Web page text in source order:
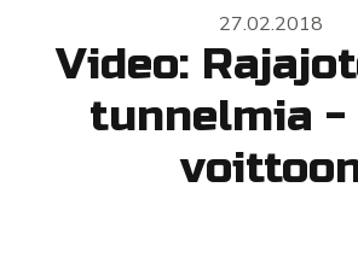
27.02.2018
Video:
tunnelmia -